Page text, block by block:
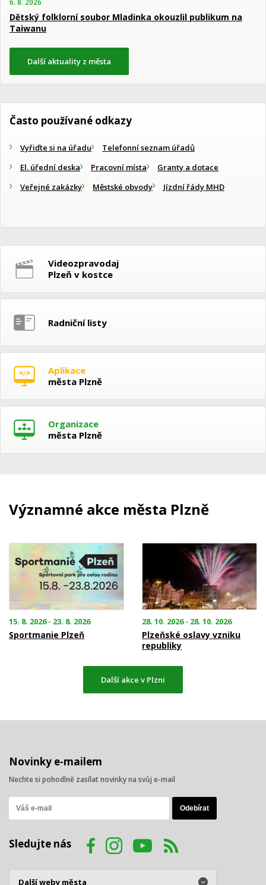
6. 8. 2026
Dětský folklorní soubor Mladinka okouzlil publikum na
Taiwanu
Další aktuality z města
Často používané odkazy
Vyřiďte si na úřadu
Telefonní seznam úřadů
El. úřední deska
Pracovní místa
Granty a dotace
Veřejné zakázky
Městské obvody Jízdní řády MHD
Videozpravodaj
Plzeň v kostce
Radniční listy
Aplikace
města Plzně
Organizace
města Plzně
Významné akce města Plzně
15. 8. 2026 - 23. 8. 2026
Sportmanie Plzeň
28. 10. 2026 - 28. 10. 2026
Plzeňské oslavy vzniku
republiky
Další akce v Plzni
Novinky e-mailem
Nechte si pohodlně zasílat novinky na svůj e-mail
Sledujte nás